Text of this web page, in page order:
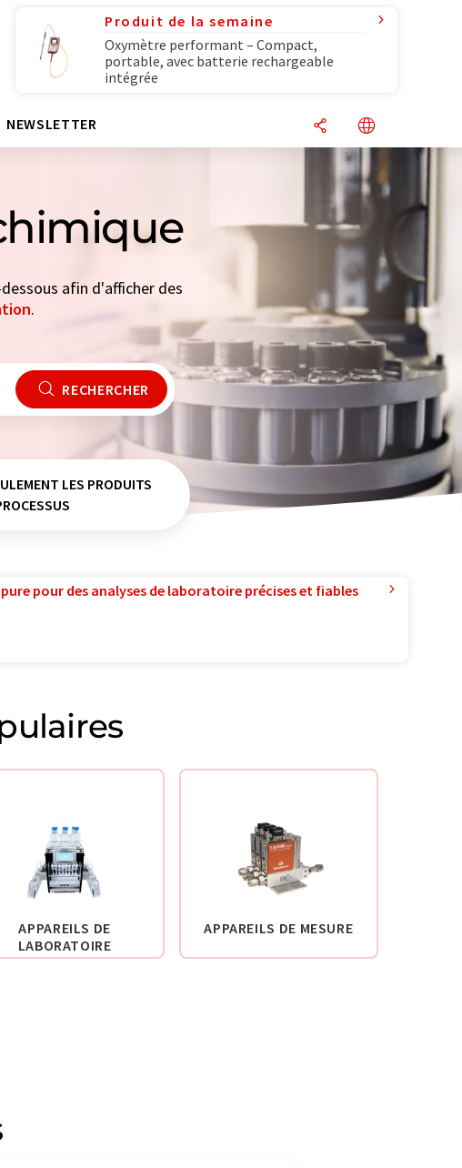
Produit de la semaine
Oxymètre performant – Compact,
portable, avec batterie rechargeable
intégrée
NEWSLETTER
afin d'afficher des
.
RECHERCHER
LES PRODUITS
pour des analyses de laboratoire précises et fiables
APPAREILS DE
LABORATOIRE
APPAREILS DE MESURE